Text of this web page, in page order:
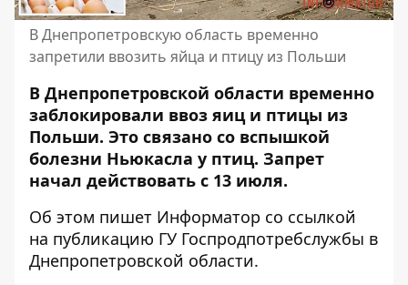
В Днепропетровскую область временно
запретили ввозить яйца и птицу из Польши
В Днепропетровской области временно
заблокировали ввоз яиц и птицы из
Польши. Это связано со вспышкой
болезни Ньюкасла у птиц. Запрет
начал действовать с 13 июля.
Об этом пишет Информатор со ссылкой
на публикацию ГУ Госпродпотребслужбы в
Днепропетровской области.